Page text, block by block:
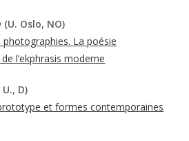
Oslo, NO)
La poésie
l’ekphrasis moderne
D)
et formes contemporaines